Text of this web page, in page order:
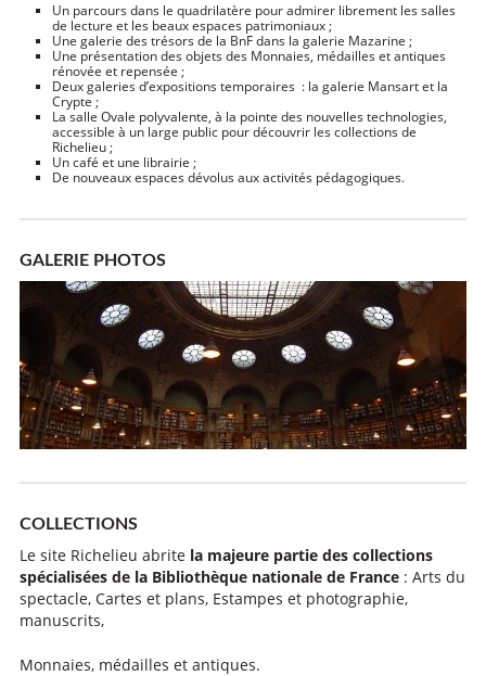
Un parcours dans le quadrilatère pour admirer librement les salles
de lecture et les beaux espaces patrimoniaux ;
Une galerie des trésors de la BnF dans la galerie Mazarine ;
Une présentation des objets des Monnaies, médailles et antiques
rénovée et repensée ;
Deux galeries d’expositions temporaires : la galerie Mansart et la
Crypte ;
La salle Ovale polyvalente, à la pointe des nouvelles technologies,
accessible à un large public pour découvrir les collections de
Richelieu ;
Un café et une librairie ;
De nouveaux espaces dévolus aux activités pédagogiques.
GALERIE PHOTOS
COLLECTIONS
Le site Richelieu abrite la majeure partie des collections
spécialisées de la Bibliothèque nationale de France : Arts du
spectacle, Cartes et plans, Estampes et photographie,
manuscrits,
Monnaies, médailles et antiques.